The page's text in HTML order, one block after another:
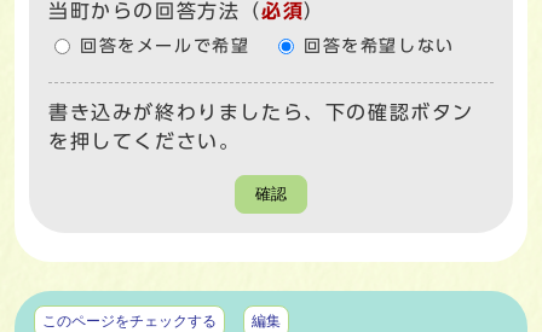
当町からの回答方法 （必須）
回答をメールで希望 回答を希望しない
書き込みが終わりましたら、下の確認ボタン
を押してください。
確認
マイページ
このページをチェックする 編集